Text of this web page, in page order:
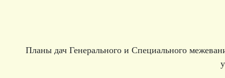
Планы дач Генерального и Специального